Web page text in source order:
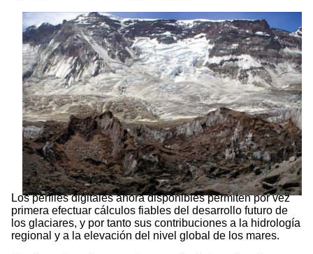
Los perfiles digitales ahora disponibles permiten por vez
primera efectuar cálculos fiables del desarrollo futuro de
los glaciares, y por tanto sus contribuciones a la hidrología
regional y a la elevación del nivel global de los mares.